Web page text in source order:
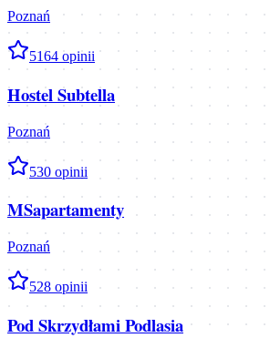
Poznań
5164 opinii
Hostel Subtella
Poznań
530 opinii
MSapartamenty
Poznań
528 opinii
Pod Skrzydłami Podlasia